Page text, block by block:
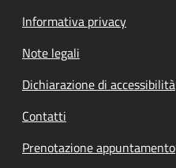
Informativa privacy
Note legali
Dichiarazione di accessibilità
Contatti
Prenotazione appuntamento